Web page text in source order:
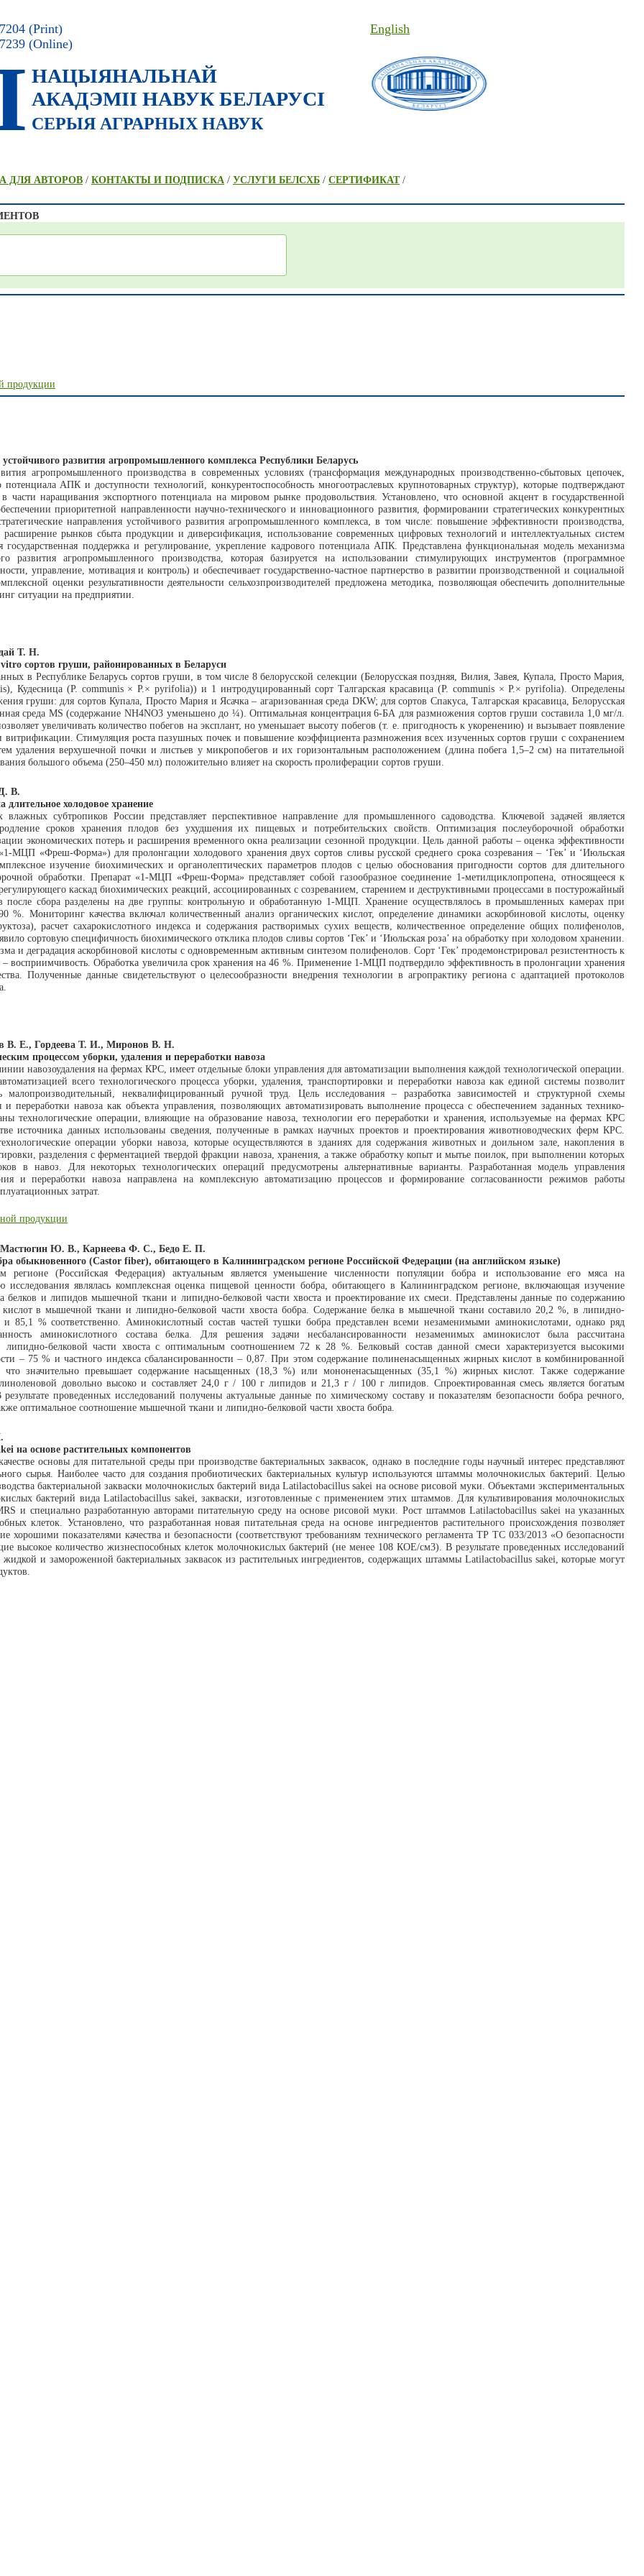
НАЦЫЯНАЛЬНАЙ
АКАДЭМII НАВУК БЕЛАРУСI
СЕРЫЯ АГРАРНЫХ НАВУК
(Print)
(Online)
English
ДЛЯ АВТОРОВ / КОНТАКТЫ И ПОДПИСКА / УСЛУГИ БЕЛСХБ / СЕРТИФИКАТ/
продукции
развития агропромышленного комплекса Республики Беларусь
агропромышленного производства в современных условиях (трансформация международных производственно-сбытовых цепочек,
потенциала АПК и доступности технологий, конкурентоспособность многоотраслевых крупнотоварных структур), которые подтверждают
части наращивания экспортного потенциала на мировом рынке продовольствия. Установлено, что основной акцент в государственной
приоритетной направленности научно-технического и инновационного развития, формировании стратегических конкурентных
направления устойчивого развития агропромышленного комплекса, в том числе: повышение эффективности производства,
рынков сбыта продукции и диверсификация, использование современных цифровых технологий и интеллектуальных систем
государственная поддержка и регулирование, укрепление кадрового потенциала АПК. Представлена функциональная модель механизма
развития агропромышленного производства, которая базируется на использовании стимулирующих инструментов (программное
управление, мотивация и контроль) и обеспечивает государственно-частное партнерство в развитии производственной и социальной
оценки результативности деятельности сельхозпроизводителей предложена методика, позволяющая обеспечить дополнительные
ситуации на предприятии.
Т. Н.
сортов груши, районированных в Беларуси
в Республике Беларусь сортов груши, в том числе 8 белорусской селекции (Белорусская поздняя, Вилия, Завея, Купала, Просто Мария,
Кудесница (P. communis × P.× pyrifolia)) и 1 интродуцированный сорт Талгарская красавица (P. communis × P.× pyrifolia). Определены
груши: для сортов Купала, Просто Мария и Ясачка – агаризованная среда DKW; для сортов Спакуса, Талгарская красавица, Белорусская
среда MS (содержание NH4NO3 уменьшено до ¼). Оптимальная концентрация 6-БА для размножения сортов груши составила 1,0 мг/л.
увеличивать количество побегов на эксплант, но уменьшает высоту побегов (т. е. пригодность к укоренению) и вызывает появление
витрификации. Стимуляция роста пазушных почек и повышение коэффициента размножения всех изученных сортов груши с сохранением
удаления верхушечной почки и листьев у микропобегов и их горизонтальным расположением (длина побега 1,5–2 см) на питательной
большого объема (250–450 мл) положительно влияет на скорость пролиферации сортов груши.
В.
холодовое хранение
субтропиков России представляет перспективное направление для промышленного садоводства. Ключевой задачей является
сроков хранения плодов без ухудшения их пищевых и потребительских свойств. Оптимизация послеуборочной обработки
экономических потерь и расширения временного окна реализации сезонной продукции. Цель данной работы – оценка эффективности
МЦП «Фреш-Форма») для пролонгации холодового хранения двух сортов сливы русской среднего срока созревания – ‘Гек’ и ‘Июльская
изучение биохимических и органолептических параметров плодов с целью обоснования пригодности сортов для длительного
обработки. Препарат «1-МЦП «Фреш-Форма» представляет собой газообразное соединение 1-метилциклопропена, относящееся к
каскад биохимических реакций, ассоциированных с созреванием, старением и деструктивными процессами в постурожайный
после сбора разделены на две группы: контрольную и обработанную 1-МЦП. Хранение осуществлялось в промышленных камерах при
%. Мониторинг качества включал количественный анализ органических кислот, определение динамики аскорбиновой кислоты, оценку
расчет сахарокислотного индекса и содержания растворимых сухих веществ, количественное определение общих полифенолов,
сортовую специфичность биохимического отклика плодов сливы сортов ‘Гек’ и ‘Июльская роза’ на обработку при холодовом хранении.
и деградация аскорбиновой кислоты с одновременным активным синтезом полифенолов. Сорт ‘Гек’ продемонстрировал резистентность к
– восприимчивость. Обработка увеличила срок хранения на 46 %. Применение 1-МЦП подтвердило эффективность в пролонгации хранения
Полученные данные свидетельствуют о целесообразности внедрения технологии в агропрактику региона с адаптацией протоколов
В. Е., Гордеева Т. И., Миронов В. Н.
процессом уборки, удаления и переработки навоза
навозоудаления на фермах КРС, имеет отдельные блоки управления для автоматизации выполнения каждой технологической операции.
всего технологического процесса уборки, удаления, транспортировки и переработки навоза как единой системы позволит
малопроизводительный, неквалифицированный ручной труд. Цель исследования – разработка зависимостей и структурной схемы
и переработки навоза как объекта управления, позволяющих автоматизировать выполнение процесса с обеспечением заданных технико-
технологические операции, влияющие на образование навоза, технологии его переработки и хранения, используемые на фермах КРС
источника данных использованы сведения, полученные в рамках научных проектов и проектирования животноводческих ферм КРС.
операции уборки навоза, которые осуществляются в зданиях для содержания животных и доильном зале, накопления в
разделения с ферментацией твердой фракции навоза, хранения, а также обработку копыт и мытье поилок, при выполнении которых
в навоз. Для некоторых технологических операций предусмотрены альтернативные варианты. Разработанная модель управления
и переработки навоза направлена на комплексную автоматизацию процессов и формирование согласованности режимов работы
затрат.
продукции
Ю. В., Карнеева Ф. С., Бедо Е. П.
обыкновенного (Castor fiber), обитающего в Калининградском регионе Российской Федерации (на английском языке)
регионе (Российская Федерация) актуальным является уменьшение численности популяции бобра и использование его мяса на
исследования являлась комплексная оценка пищевой ценности бобра, обитающего в Калининградском регионе, включающая изучение
белков и липидов мышечной ткани и липидно-белковой части хвоста и проектирование их смеси. Представлены данные по содержанию
в мышечной ткани и липидно-белковой части хвоста бобра. Содержание белка в мышечной ткани составило 20,2 %, в липидно-
85,1 % соответственно. Аминокислотный состав частей тушки бобра представлен всеми незаменимыми аминокислотами, однако ряд
аминокислотного состава белка. Для решения задачи несбалансированности незаменимых аминокислот была рассчитана
белковой части хвоста с оптимальным соотношением 72 к 28 %. Белковый состав данной смеси характеризуется высокими
– 75 % и частного индекса сбалансированности – 0,87. При этом содержание полиненасыщенных жирных кислот в комбинированной
значительно превышает содержание насыщенных (18,3 %) или мононенасыщенных (35,1 %) жирных кислот. Также содержание
довольно высоко и составляет 24,0 г / 100 г липидов и 21,3 г / 100 г липидов. Спроектированная смесь является богатым
проведенных исследований получены актуальные данные по химическому составу и показателям безопасности бобра речного,
оптимальное соотношение мышечной ткани и липидно-белковой части хвоста бобра.
на основе растительных компонентов
основы для питательной среды при производстве бактериальных заквасок, однако в последние годы научный интерес представляют
сырья. Наиболее часто для создания пробиотических бактериальных культур используются штаммы молочнокислых бактерий. Целью
бактериальной закваски молочнокислых бактерий вида Latilactobacillus sakei на основе рисовой муки. Объектами экспериментальных
бактерий вида Latilactobacillus sakei, закваски, изготовленные с применением этих штаммов. Для культивирования молочнокислых
и специально разработанную авторами питательную среду на основе рисовой муки. Рост штаммов Latilactobacillus sakei на указанных
клеток. Установлено, что разработанная новая питательная среда на основе ингредиентов растительного происхождения позволяет
хорошими показателями качества и безопасности (соответствуют требованиям технического регламента ТР ТС 033/2013 «О безопасности
высокое количество жизнеспособных клеток молочнокислых бактерий (не менее 108 КОЕ/см3). В результате проведенных исследований
жидкой и замороженной бактериальных заквасок из растительных ингредиентов, содержащих штаммы Latilactobacillus sakei, которые могут